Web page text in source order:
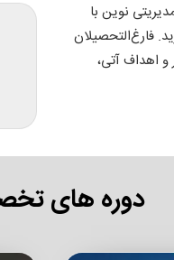
نوین با
فارغ‌التحصیلان
و اهداف آتی،
دوره های